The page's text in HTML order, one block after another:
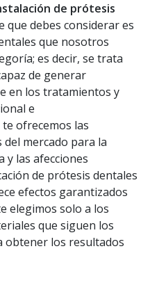
de prótesis
que debes considerar es
que nosotros
es decir, se trata
de generar
en los tratamientos y
e
ofrecemos las
mercado para la
y las afecciones
de prótesis dentales
efectos garantizados
elegimos solo a los
que siguen los
obtener los resultados